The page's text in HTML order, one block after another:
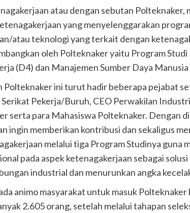
atau dengan sebutan
yang menyelenggarakan
atau teknologi yang terkait dengan
oleh Polteknaker yaitu Program
(D4) dan Manajemen Sumber Daya Manusia
Polteknaker ini turut hadir beberapa pejabat
Serikat Pekerja/Buruh, CEO Perwakilan
serta para Mahasiswa Polteknaker. Dengan
ingin memberikan kontribusi dan sekaligus
melalui tiga Program Studinya guna
pada aspek ketenagakerjaan sebagai
industrial dan menurunkan angka
animo masyarakat untuk masuk
2.605 orang, setelah melalui tahapan